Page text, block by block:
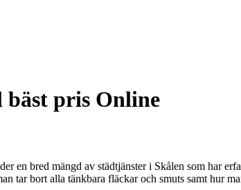
pris Online
en bred mängd av städtjänster i Skålen som har
tar bort alla tänkbara fläckar och smuts samt hur